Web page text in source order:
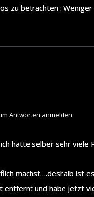
zu betrachten :
Antworten anmelden
hatte selber sehr viele
machst….deshalb ist
entfernt und habe jetzt